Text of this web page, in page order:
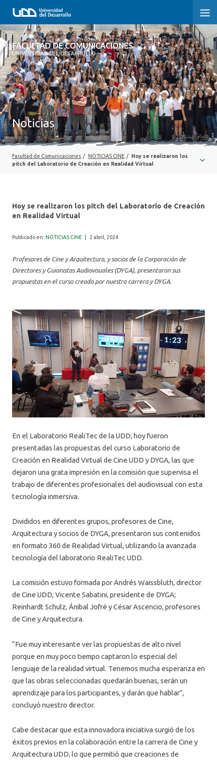
FACULTAD DE COMUNICACIONES
UNIVERSIDAD DEL DESARROLLO
FACULTAD DE COMUNICACIONES
INICIO
SOBRE LA FACULTAD
CARRERAS
POSTGRADOS Y EDUCACIÓN CONTINUA
INVESTIGACIÓN
ALUMNI
Noticias
Facultad de Comunicaciones / NOTICIAS CINE / Hoy se realizaron los
pitch del Laboratorio de Creación en Realidad Virtual
Hoy se realizaron los pitch del Laboratorio de Creación
en Realidad Virtual
Publicado en: NOTICIAS CINE 2 abril, 2024
Profesores de Cine y Arquitectura, y socios de la Corporación de
Directores y Guionistas Audiovisuales (DYGA), presentaron sus
propuestas en el curso creado por nuestra carrera y DYGA.
En el Laboratorio RealiTec de la UDD, hoy fueron
presentadas las propuestas del curso Laboratorio de
Creación en Realidad Virtual de Cine UDD y DYGA, las que
dejaron una grata impresión en la comisión que supervisa el
trabajo de diferentes profesionales del audiovisual con esta
tecnología inmersiva.
Divididos en diferentes grupos, profesores de Cine,
Arquitectura y socios de DYGA, presentaron sus contenidos
en formato 360 de Realidad Virtual, utilizando la avanzada
tecnología del laboratorio RealiTec UDD.
La comisión estuvo formada por Andrés Waissbluth, director
de Cine UDD; Vicente Sabatini, presidente de DYGA;
Reinhardt Schulz, Ánibal Jofré y César Ascencio, profesores
de Cine y Arquitectura.
“Fue muy interesante ver las propuestas de alto nivel
porque en muy poco tiempo captaron lo especial del
lenguaje de la realidad virtual. Tenemos mucha esperanza en
que las obras seleccionadas quedarán buenas, serán un
aprendizaje para los participantes, y darán que hablar”,
concluyó nuestro director.
Cabe destacar que esta innovadora iniciativa surgió de los
éxitos previos en la colaboración entre la carrera de Cine y
Arquitectura UDD, lo que permitió que creaciones de